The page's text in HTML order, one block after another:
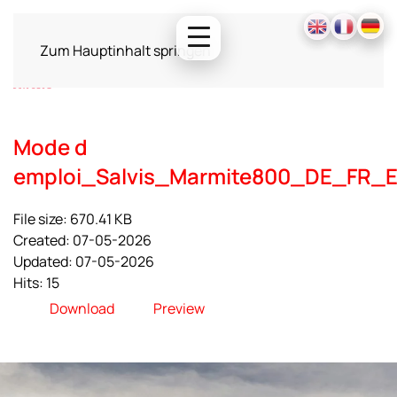
Zum Hauptinhalt springen
Mode d
File size: 670.41 KB
Created: 07-05-2026
Updated: 07-05-2026
Hits: 15
Download
Preview